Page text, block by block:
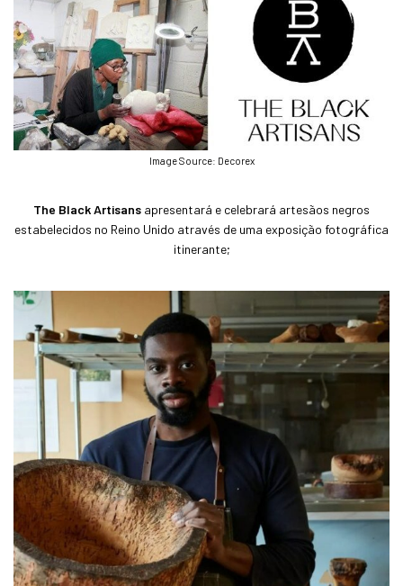
Image Source: Decorex
The Black Artisans apresentará e celebrará artesãos negros
estabelecidos no Reino Unido através de uma exposição fotográfica
itinerante;